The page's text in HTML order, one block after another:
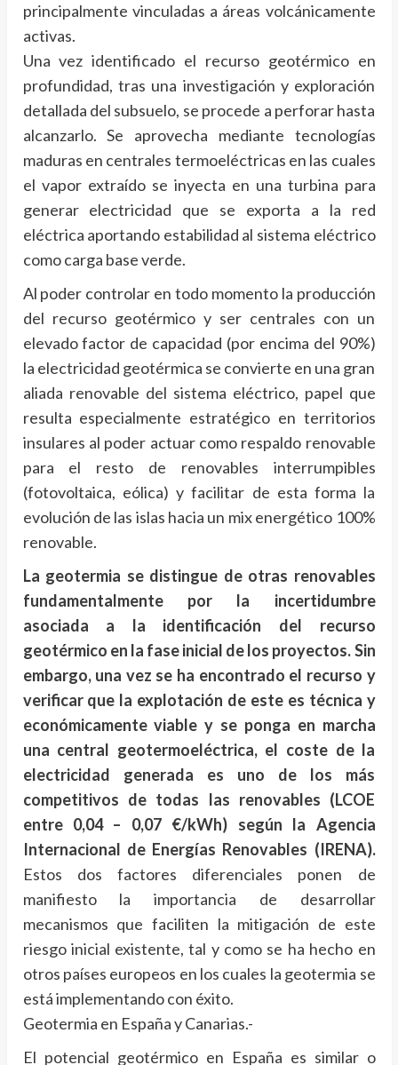
principalmente vinculadas a áreas volcánicamente
activas.
Una vez identificado el recurso geotérmico en
profundidad, tras una investigación y exploración
detallada del subsuelo, se procede a perforar hasta
alcanzarlo. Se aprovecha mediante tecnologías
maduras en centrales termoeléctricas en las cuales
el vapor extraído se inyecta en una turbina para
generar electricidad que se exporta a la red
eléctrica aportando estabilidad al sistema eléctrico
como carga base verde.
Al poder controlar en todo momento la producción
del recurso geotérmico y ser centrales con un
elevado factor de capacidad (por encima del 90%)
la electricidad geotérmica se convierte en una gran
aliada renovable del sistema eléctrico, papel que
resulta especialmente estratégico en territorios
insulares al poder actuar como respaldo renovable
para el resto de renovables interrumpibles
(fotovoltaica, eólica) y facilitar de esta forma la
evolución de las islas hacia un mix energético 100%
renovable.
La geotermia se distingue de otras renovables
fundamentalmente por la incertidumbre
asociada a la identificación del recurso
geotérmico en la fase inicial de los proyectos. Sin
embargo, una vez se ha encontrado el recurso y
verificar que la explotación de este es técnica y
económicamente viable y se ponga en marcha
una central geotermoeléctrica, el coste de la
electricidad generada es uno de los más
competitivos de todas las renovables (LCOE
entre 0,04 – 0,07 €/kWh) según la Agencia
Internacional de Energías Renovables (IRENA).
Estos dos factores diferenciales ponen de
manifiesto la importancia de desarrollar
mecanismos que faciliten la mitigación de este
riesgo inicial existente, tal y como se ha hecho en
otros países europeos en los cuales la geotermia se
está implementando con éxito.
Geotermia en España y Canarias.-
El potencial geotérmico en España es similar o